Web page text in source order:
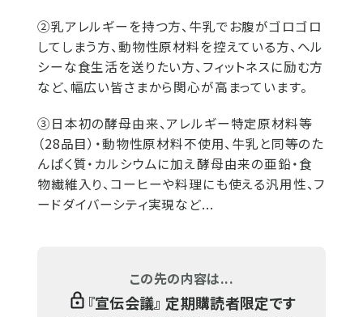
②乳アレルギーを持つ方、牛乳でお腹がゴロゴロ
してしまう方、動物性原材料を控えている方、ヘル
シーな食生活を送りたい方、フィットネスに励む方
など、幅広い皆さまから関心が高まっています。
③日本初の酵母由来、アレルギー特定原材料等
（28品目）・動物性原材料不使用、牛乳と同等のた
んぱく質・カルシウムに加え酵母由来の亜鉛・食
物繊維入り、コーヒーや料理にも使える汎用性、フ
ードダイバーシティ実現など...
この先の内容は...
『宣伝会議』 定期購読者限定です